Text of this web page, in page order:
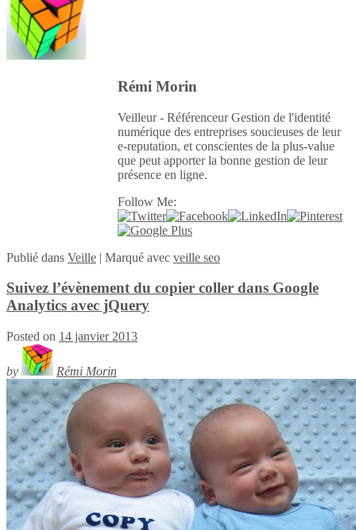
Rémi Morin
Veilleur - Référenceur Gestion de l'identité
numérique des entreprises soucieuses de leur
e-reputation, et conscientes de la plus-value
que peut apporter la bonne gestion de leur
présence en ligne.
Follow Me:
Publié dans Veille | Marqué avec veille seo
Suivez l’évènement du copier coller dans Google
Analytics avec jQuery
Posted on 14 janvier 2013
by Rémi Morin